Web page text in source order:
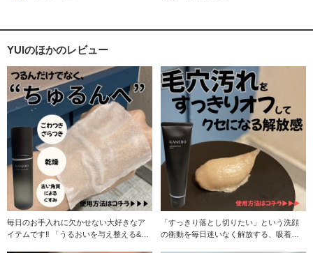
YUIのほかのレビュー
毎日のお手入れに欠かせない大好きなア
イテムです‼︎ 「うるおいを与え整える&取
「すっきり落とし切りたい」という洗顔
の衝動を毎日迷いなく解放する、吸着磨